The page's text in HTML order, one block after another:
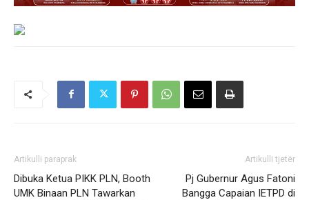
Artikulli paraprak
Dibuka Ketua PIKK PLN, Booth
UMK Binaan PLN Tawarkan
Artikulli tjetër
Pj Gubernur Agus Fatoni
Bangga Capaian IETPD di